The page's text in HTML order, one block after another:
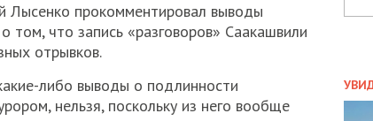
Лысенко прокомментировал выводы
том, что запись «разговоров» Саакашвили
отрывков.
либо выводы о подлинности
нельзя, поскольку из него вообще